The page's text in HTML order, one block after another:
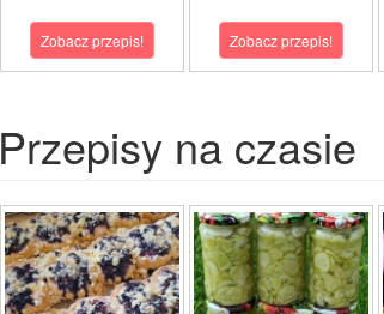
Zobacz przepis! Zobacz przepis!
Przepisy na czasie